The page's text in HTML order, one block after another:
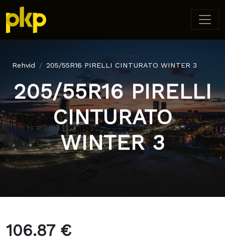
Rehvid 205/55R16 PIRELLI CINTURATO WINTER 3
205/55R16 PIRELLI
CINTURATO
WINTER 3
106.87 €